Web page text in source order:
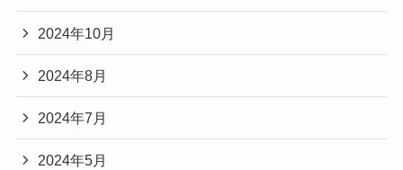
2024年10月
2024年8月
2024年7月
2024年5月